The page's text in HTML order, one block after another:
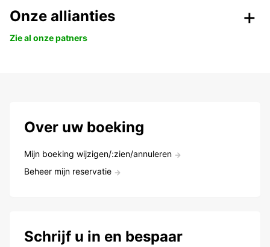
Onze allianties
Zie al onze patners
Over uw boeking
Mijn boeking wijzigen/:zien/annuleren
Beheer mijn reservatie
Schrijf u in en bespaar